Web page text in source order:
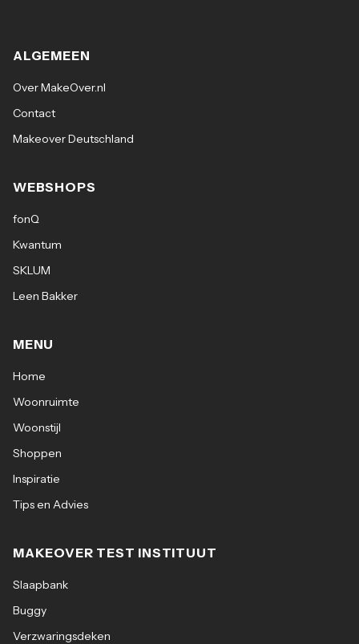
ALGEMEEN
Over MakeOver.nl
Contact
Makeover Deutschland
WEBSHOPS
fonQ
Kwantum
SKLUM
Leen Bakker
MENU
Home
Woonruimte
Woonstijl
Shoppen
Inspiratie
Tips en Advies
MAKEOVER TEST INSTITUUT
Slaapbank
Buggy
Verzwaringsdeken